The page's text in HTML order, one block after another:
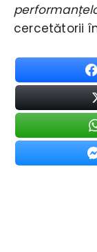
cercetătorii